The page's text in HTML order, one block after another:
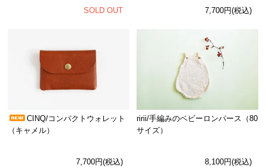
SOLD OUT 7,700円(税込)
CINQ/コンパクトウォレット
（キャメル）
7,700円(税込)
ririi/手編みのベビーロンパース（80
サイズ）
8,100円(税込)